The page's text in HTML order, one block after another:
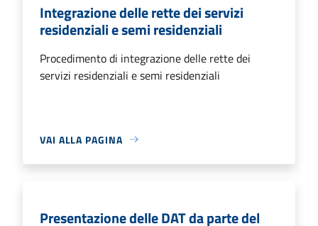
Integrazione delle rette dei servizi
residenziali e semi residenziali
Procedimento di integrazione delle rette dei
servizi residenziali e semi residenziali
VAI ALLA PAGINA
Presentazione delle DAT da parte del